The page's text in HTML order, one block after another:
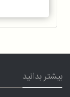
بیشتر بدانید